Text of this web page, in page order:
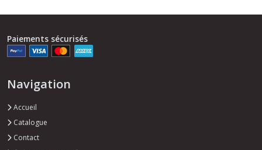
Paiements sécurisés
Navigation
Accueil
Catalogue
Contact